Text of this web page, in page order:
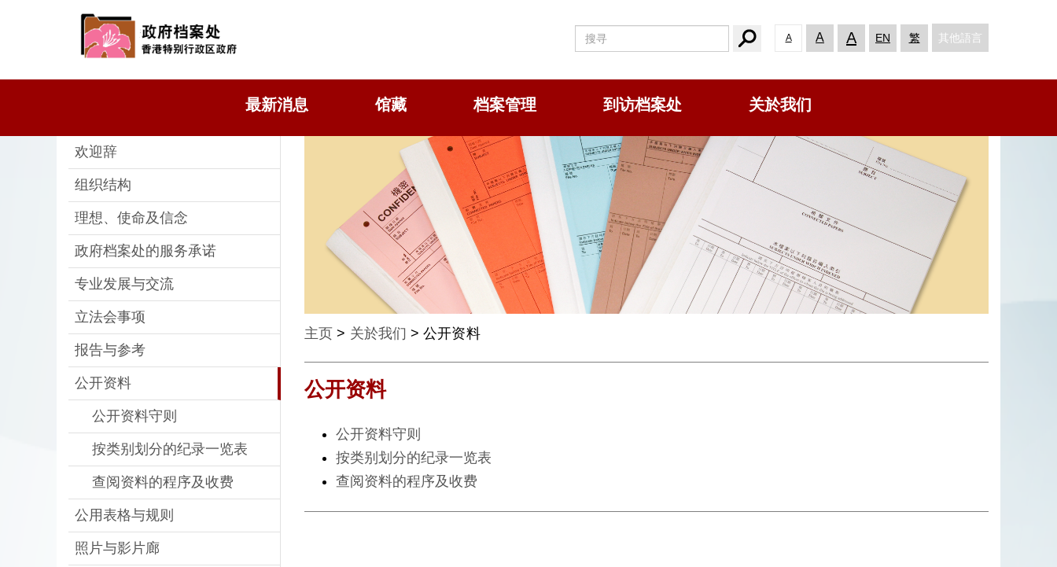
A A A EN 繁 其他語言
最新消息 馆藏 档案管理 到访档案处 关於我们
欢迎辞
组织结构
理想、使命及信念
政府档案处的服务承诺
专业发展与交流
立法会事项
报告与参考
公开资料
公开资料守则
按类别划分的纪录一览表
查阅资料的程序及收费
公用表格与规则
照片与影片廊
主页 > 关於我们 > 公开资料
公开资料
公开资料守则
按类别划分的纪录一览表
查阅资料的程序及收费